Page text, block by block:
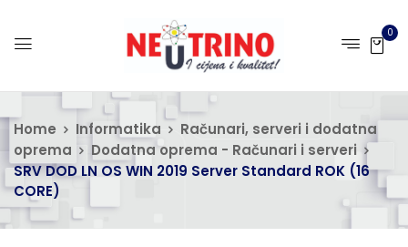
0
Home Informatika
Računari, serveri i dodatna
oprema
Dodatna oprema - Računari i serveri
SRV DOD LN OS WIN 2019 Server Standard ROK (16
CORE)